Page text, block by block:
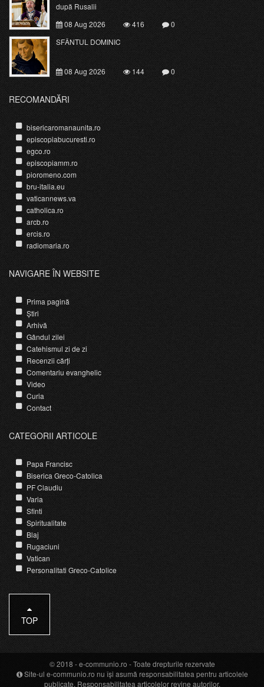
după Rusalii
08 Aug 2026
416
0
SFÂNTUL DOMINIC
08 Aug 2026 144 0
RECOMANDĂRI
bisericaromanaunita.ro
episcopiabucuresti.ro
egco.ro
episcopiamm.ro
pioromeno.com
bru-italia.eu
vaticannews.va
catholica.ro
arcb.ro
ercis.ro
radiomaria.ro
NAVIGARE ÎN WEBSITE
Prima pagină
Știri
Arhivă
Gândul zilei
Catehismul zi de zi
Recenzii cărți
Comentariu evanghelic
Video
Curia
Contact
CATEGORII ARTICOLE
Papa Francisc
Biserica Greco-Catolica
PF Claudiu
Varia
Sfinti
Spiritualitate
Blaj
Rugaciuni
Vatican
Personalitati Greco-Catolice
TOP
© 2018 -e-communio.ro - Toate drepturile rezervate
Site-ul e-communio.ro nu își asumă responsabilitatea pentru articolele
publicate. Responsabilitatea articolelor revine autorilor.